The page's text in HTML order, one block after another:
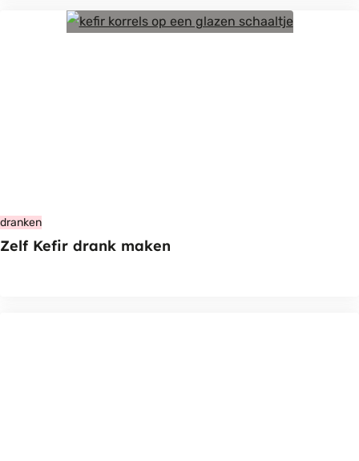
dranken
Zelf Kefir drank maken